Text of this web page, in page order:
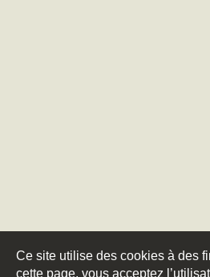
Ce site utilise des cookies à des
cette page, vous acceptez